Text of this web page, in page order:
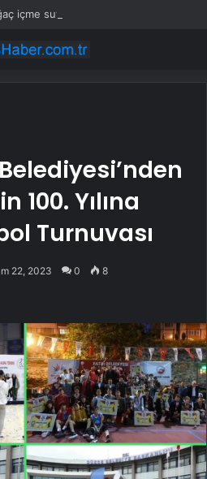
içme suyu hatları yenileniyor
100. Yılına
Turnuvası
22, 2023 0 8